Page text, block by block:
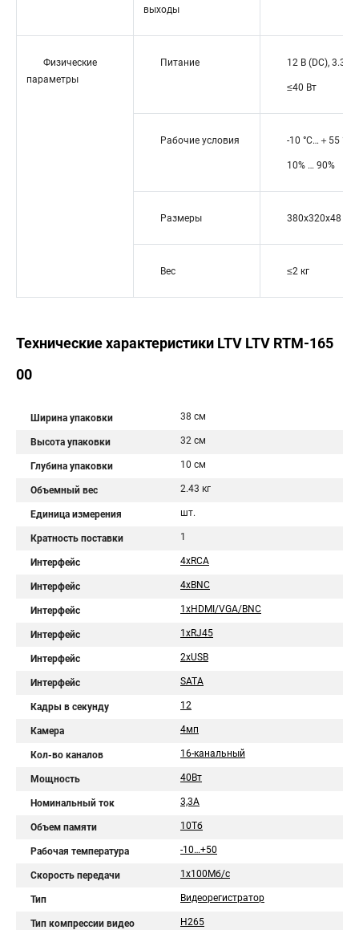
выходы
Физические
параметры
Питание 12 В (DC), 3.3А;
≤40 Вт
Рабочие условия -10 °С…＋55 °С;
10% … 90%
Размеры 380х320х48 мм
Вес ≤2 кг
Технические характеристики LTV LTV RTM-165
00
Ширина упаковки 38 см
Высота упаковки 32 см
Глубина упаковки 10 см
Объемный вес 2.43 кг
Единица измерения шт.
Кратность поставки 1
Интерфейс 4xRCA
Интерфейс 4xBNC
Интерфейс 1xHDMI/VGA/BNC
Интерфейс 1xRJ45
Интерфейс 2xUSB
Интерфейс SATA
Кадры в секунду 12
Камера 4мп
Кол-во каналов 16-канальный
Мощность 40Вт
Номинальный ток 3,3А
Объем памяти 10Тб
Рабочая температура -10…+50
Скорость передачи 1x100Мб/с
Тип Видеорегистратор
Тип компрессии видео H265